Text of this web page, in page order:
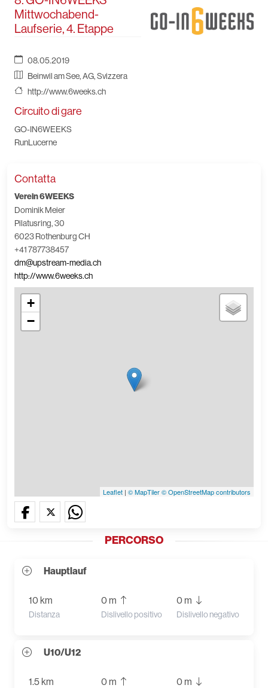
Mittwochabend-
Laufserie, 4. Etappe
08.05.2019
Beinwil am See, AG, Svizzera
http://www.6weeks.ch
Circuito di gare
GO-IN6WEEKS
RunLucerne
Contatta
Verein 6WEEKS
Dominik Meier
Pilatusring, 30
6023 Rothenburg CH
+41 787738457
dm@upstream-media.ch
http://www.6weeks.ch
+
−
Leaflet | © MapTiler© OpenStreetMap contributors
PERCORSO
Hauptlauf
10 km
Distanza
0 m
Dislivello positivo
0 m
Dislivello negativo
U10/U12
1.5 km 0 m 0 m